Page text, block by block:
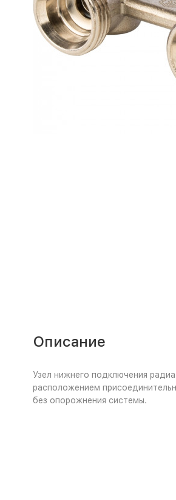
Описание
Узел нижнего подключения
расположением
без опорожнения системы.